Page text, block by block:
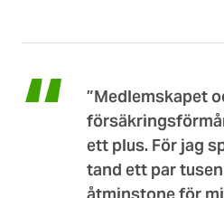
”Medlemskapet
ett plus. För jag
tand ett par